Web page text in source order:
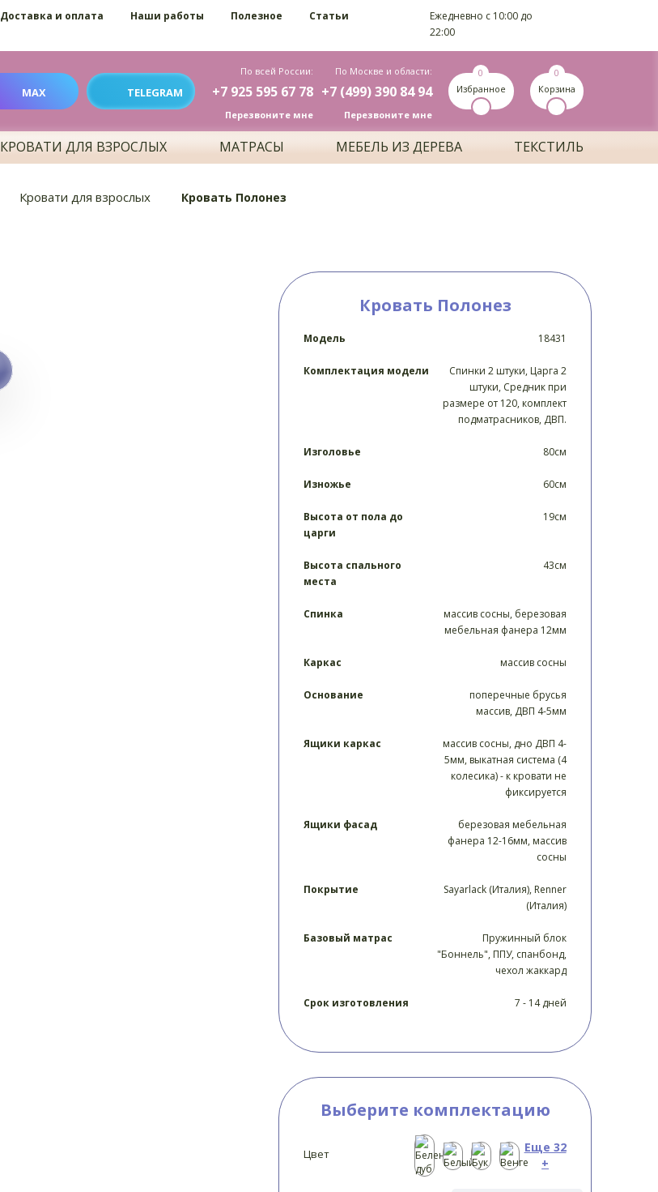
Доставка и оплата Наши работы Полезное
Статьи
Ежедневно c 10:00 до
22:00
MAX TELEGRAM
По всей России:
+7 925 595 67 78
Перезвоните мне
По Москве и области:
+7 (499) 390 84 94
Перезвоните мне
0
Избранное
0
Корзина
КРОВАТИ ДЛЯ ВЗРОСЛЫХ МАТРАСЫ МЕБЕЛЬ ИЗ ДЕРЕВА ТЕКСТИЛЬ
Кровати для взрослых Кровать Полонез
Кровать Полонез
Модель 18431
Комплектация модели
Спинки 2 штуки, Царга 2
штуки, Средник при
размере от 120, комплект
подматрасников, ДВП.
Изголовье 80см
Изножье 60см
Высота от пола до
царги
19см
Высота спального
места
43см
Спинка
массив сосны, березовая
мебельная фанера 12мм
Каркас массив сосны
Основание
поперечные брусья
массив, ДВП 4-5мм
Ящики каркас
массив сосны, дно ДВП 4-
5мм, выкатная система (4
колесика) - к кровати не
фиксируется
Ящики фасад
березовая мебельная
фанера 12-16мм, массив
сосны
Покрытие
Sayarlack (Италия), Renner
(Италия)
Базовый матрас
Пружинный блок
"Боннель", ППУ, спанбонд,
чехол жаккард
Срок изготовления 7 - 14 дней
Выберите комплектацию
Цвет
Еще 32
+